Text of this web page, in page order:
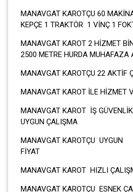
MANAVGAT KAROTÇU 60
KEPÇE 1 TRAKTÖR 1 VİNÇ 1
MANAVGAT KAROT 2 HİZMET
2500 METRE HURDA MUHAFAZA
MANAVGAT KAROTÇU 22 AKTİF
MANAVGAT KAROT İLE HİZMET
MANAVGAT KAROT İŞ
UYGUN ÇALIŞMA
MANAVGAT KAROTÇU UYGUN
MANAVGAT KAROT HIZLI
MANAVGAT KAROTÇU ESNEK